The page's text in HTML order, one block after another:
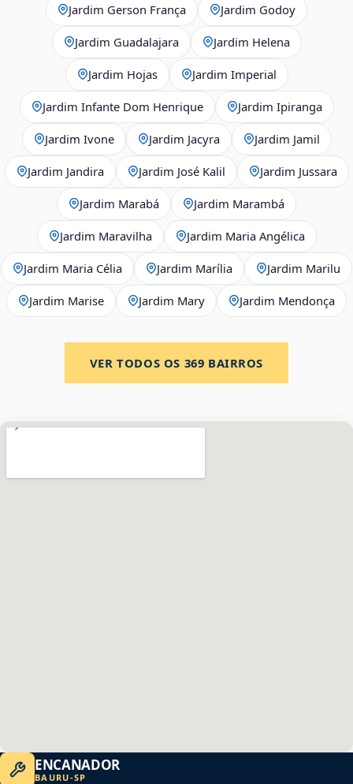
Jardim Gerson França Jardim Godoy
Jardim Guadalajara Jardim Helena
Jardim Hojas Jardim Imperial
Jardim Infante Dom Henrique Jardim Ipiranga
Jardim Ivone Jardim Jacyra Jardim Jamil
Jardim Jandira Jardim José Kalil Jardim Jussara
Jardim Marabá Jardim Marambá
Jardim Maravilha Jardim Maria Angélica
Jardim Maria Célia Jardim Marília Jardim Marilu
Jardim Marise Jardim Mary Jardim Mendonça
VER TODOS OS 369 BAIRROS
ENCANADOR
BAURU-SP